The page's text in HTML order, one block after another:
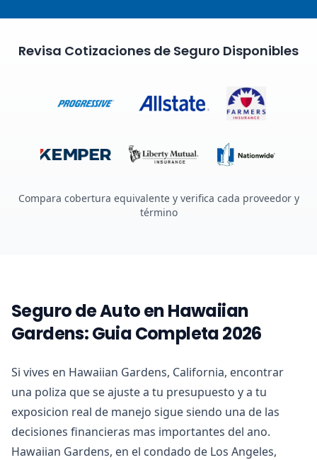
Revisa Cotizaciones de Seguro Disponibles
Compara cobertura equivalente y verifica cada proveedor y
término
Seguro de Auto en Hawaiian
Gardens: Guia Completa 2026
Si vives en Hawaiian Gardens, California, encontrar
una poliza que se ajuste a tu presupuesto y a tu
exposicion real de manejo sigue siendo una de las
decisiones financieras mas importantes del ano.
Hawaiian Gardens, en el condado de Los Angeles,